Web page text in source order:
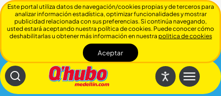
Cerrar
Este portal utiliza datos de navegación/cookies propias y de terceros para
analizar información estadística, optimizar funcionalidades y mostrar
publicidad relacionada con sus preferencias. Si continúa navegando,
usted estará aceptando nuestra política de cookies. Puede conocer cómo
deshabilitarlas u obtener más información en nuestra politica de cookies
Aceptar